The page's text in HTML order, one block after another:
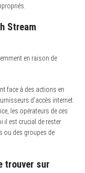
Stream
en raison de
face à des actions en
d’accès internet.
les opérateurs de ces
il est crucial de rester
ou des groupes de
trouver sur